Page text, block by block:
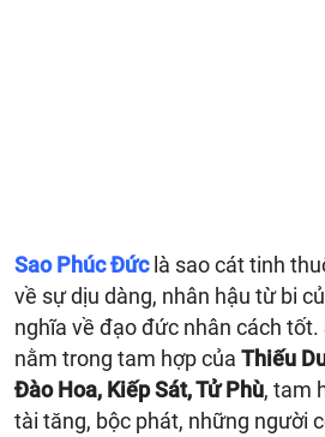
Sao Phúc Đứclà sao cát tinh
về sự dịu dàng, nhân hậu từ bi
nghĩa về đạo đức nhân cách
nằm trong tam hợp của Thiếu
Đào Hoa, Kiếp Sát, Tử Phù, tam
tài tăng, bộc phát, những người